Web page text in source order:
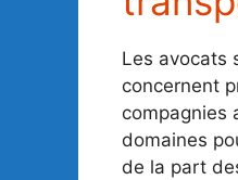
Les avocats
concernent
compagnies
domaines
de la part